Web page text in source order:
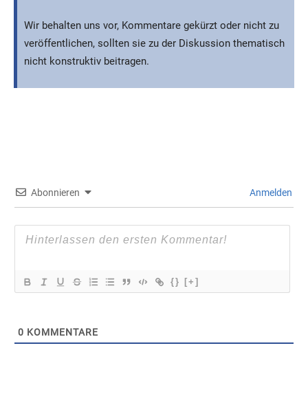
Wir behalten uns vor, Kommentare gekürzt oder nicht zu
veröffentlichen, sollten sie zu der Diskussion thematisch
nicht konstruktiv beitragen.
Abonnieren Anmelden
{} [+]
0 KOMMENTARE